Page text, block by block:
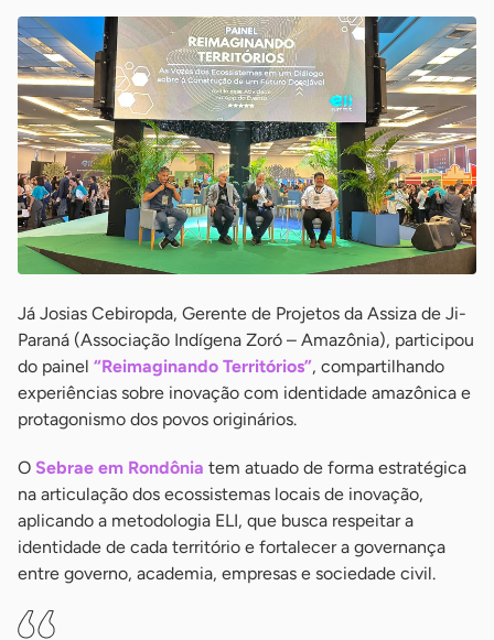
Já Josias Cebiropda, Gerente de Projetos da Assiza de Ji-
Paraná (Associação Indígena Zoró – Amazônia), participou
do painel “Reimaginando Territórios”, compartilhando
experiências sobre inovação com identidade amazônica e
protagonismo dos povos originários.
O Sebrae em Rondônia tem atuado de forma estratégica
na articulação dos ecossistemas locais de inovação,
aplicando a metodologia ELI, que busca respeitar a
identidade de cada território e fortalecer a governança
entre governo, academia, empresas e sociedade civil.